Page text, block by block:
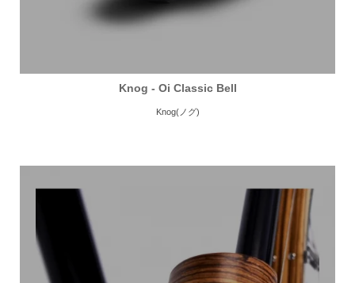
Knog - Oi Classic Bell
Knog(ノグ)